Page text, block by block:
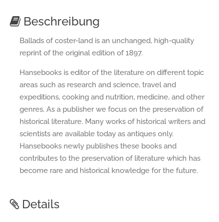
Beschreibung
Ballads of coster-land is an unchanged, high-quality
reprint of the original edition of 1897.
Hansebooks is editor of the literature on different topic
areas such as research and science, travel and
expeditions, cooking and nutrition, medicine, and other
genres. As a publisher we focus on the preservation of
historical literature. Many works of historical writers and
scientists are available today as antiques only.
Hansebooks newly publishes these books and
contributes to the preservation of literature which has
become rare and historical knowledge for the future.
Details